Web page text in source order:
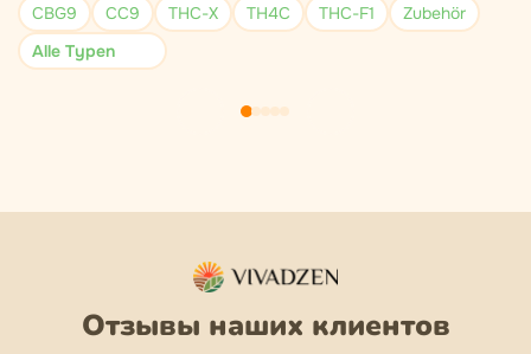
CBG9
CC9 THC-X TH4C THC-F1
Zubehör
Alle Typen
Отзывы наших клиентов